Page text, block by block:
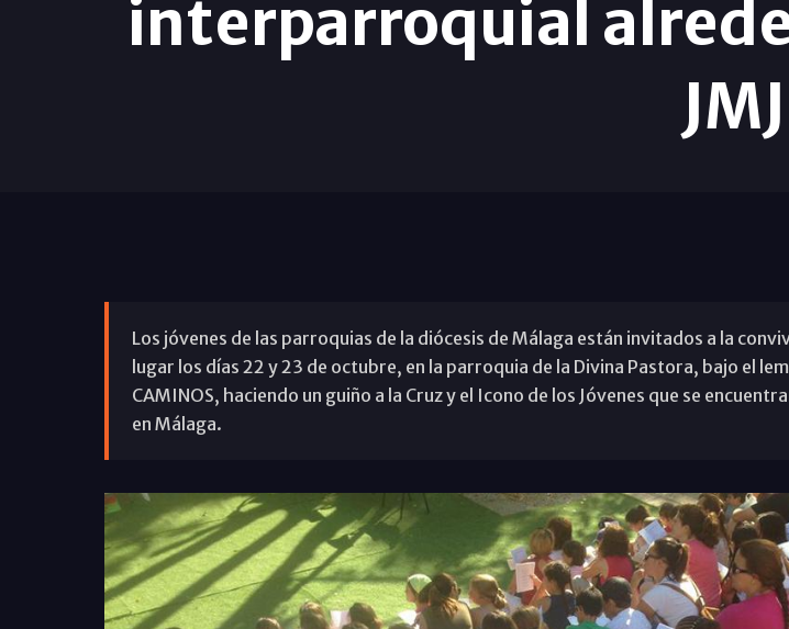
interparroquial
JMJ
Los jóvenes de las parroquias de la diócesis de Málaga están invitados a la
lugar los días 22 y 23 de octubre, en la parroquia de la Divina Pastora, bajo el
CAMINOS, haciendo un guiño a la Cruz y el Icono de los Jóvenes que se
en Málaga.